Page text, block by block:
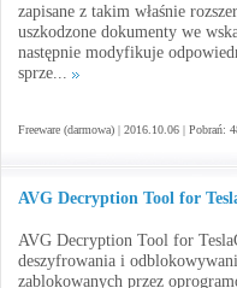
zapisane z takim właśnie
uszkodzone dokumenty we
następnie modyfikuje
sprze...
Freeware (darmowa) | 2016.10.06 | Pobrań:
AVG Decryption Tool for
AVG Decryption Tool for
deszyfrowania i
zablokowanych przez